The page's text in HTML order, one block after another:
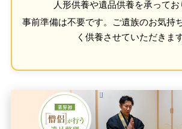
人形供養や遺品供養を承ってお
事前準備は不要です。ご遺族のお気持
く供養させていただきます